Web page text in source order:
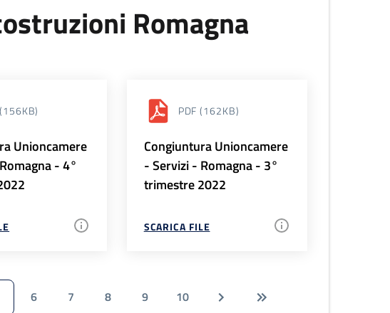
Romagna
(156KB)
Unioncamere
- 4°
PDF (162KB)
Congiuntura Unioncamere
- Servizi - Romagna - 3°
trimestre 2022
SCARICA FILE
6 7 8 9 10